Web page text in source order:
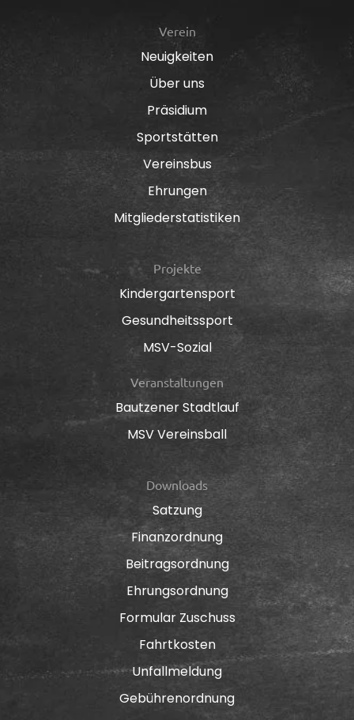
Verein
Neuigkeiten
Über uns
Präsidium
Sportstätten
Vereinsbus
Ehrungen
Mitgliederstatistiken
Projekte
Kindergartensport
Gesundheitssport
MSV-Sozial
Veranstaltungen
Bautzener Stadtlauf
MSV Vereinsball
Downloads
Satzung
Finanzordnung
Beitragsordnung
Ehrungsordnung
Formular Zuschuss
Fahrtkosten
Unfallmeldung
Gebührenordnung